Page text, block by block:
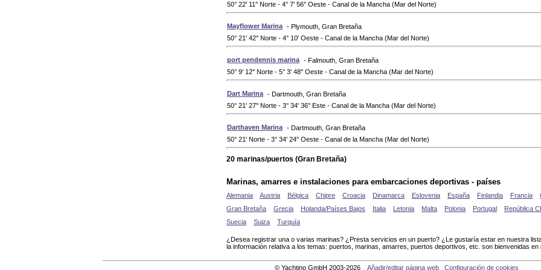
50° 22' 11'' Norte - 4° 7' 56'' Oeste - Canal de la Mancha (Mar del Norte)
Mayflower Marina - Plymouth, Gran Bretaña
50° 21' 42'' Norte - 4° 10' Oeste - Canal de la Mancha (Mar del Norte)
port pendennis marina - Falmouth, Gran Bretaña
50° 9' 12'' Norte - 5° 3' 48'' Oeste - Canal de la Mancha (Mar del Norte)
Dart Marina - Dartmouth, Gran Bretaña
50° 21' 27'' Norte - 3° 34' 36'' Este - Canal de la Mancha (Mar del Norte)
Darthaven Marina - Dartmouth, Gran Bretaña
50° 21' Norte - 3° 34' 24'' Oeste - Canal de la Mancha (Mar del Norte)
20 marinas/puertos (Gran Bretaña)
Marinas, amarres e instalaciones para embarcaciones deportivas - países
Alemania Austria Bélgica Chipre Croacia Dinamarca Eslovenia España Finlandia Francia
Gran Bretaña
Grecia Holanda/Países Bajos Italia Letonia Malta Polonia Portugal República
Suecia
Suiza Turquía
¿Desea registrar una o varias marinas? ¿Presta servicios en un puerto? ¿Le gustaría estar en nuestra
la información relativa a los temas: puertos, marinas, amarres, puertos deportivos, etc. son bienvenidas en
© Yachtino GmbH 2003-2026Añadir/editar página web Configuración de cookies